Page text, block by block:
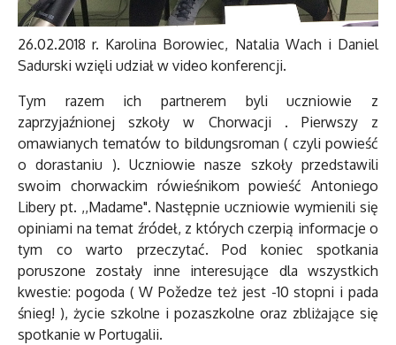
26.02.2018 r. Karolina Borowiec, Natalia Wach i Daniel
Sadurski wzięli udział w video konferencji.
Tym razem ich partnerem byli uczniowie z
zaprzyjaźnionej szkoły w Chorwacji . Pierwszy z
omawianych tematów to bildungsroman ( czyli powieść
o dorastaniu ). Uczniowie nasze szkoły przedstawili
swoim chorwackim rówieśnikom powieść Antoniego
Libery pt. ,,Madame". Następnie uczniowie wymienili się
opiniami na temat źródeł, z których czerpią informacje o
tym co warto przeczytać. Pod koniec spotkania
poruszone zostały inne interesujące dla wszystkich
kwestie: pogoda ( W Požedze też jest -10 stopni i pada
śnieg! ), życie szkolne i pozaszkolne oraz zbliżające się
spotkanie w Portugalii.